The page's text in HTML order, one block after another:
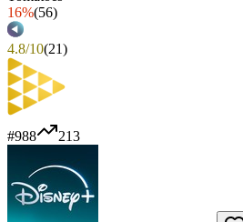
16%(56)
4.8/10(21)
#988 213